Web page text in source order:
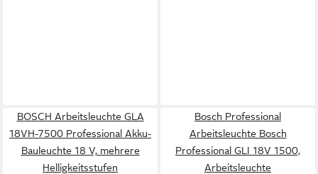
BOSCH Arbeitsleuchte GLA
18VH-7500 Professional Akku-
Bauleuchte 18 V, mehrere
Helligkeitsstufen
Bosch Professional
Arbeitsleuchte Bosch
Professional GLI 18V 1500,
Arbeitsleuchte